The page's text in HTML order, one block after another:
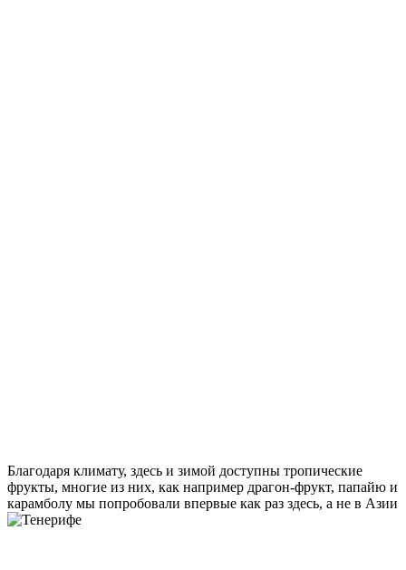
Благодаря климату, здесь и зимой доступны тропические
фрукты, многие из них, как например драгон-фрукт, папайю и
карамболу мы попробовали впервые как раз здесь, а не в Азии